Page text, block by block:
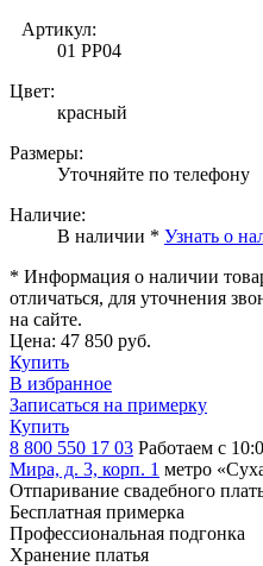
Артикул:
01 PP04
Цвет:
красный
Размеры:
Уточняйте по телефону
Наличие:
В наличии * Узнать о
* Информация о наличии
отличаться, для уточнения
на сайте.
Цена: 47 850 руб.
Купить
В избранное
Записаться на примерку
Купить
8 800 550 17 03 Работаем с
Мира, д. 3, корп. 1 метро
Отпаривание свадебного
Бесплатная примерка
Профессиональная подгонка
Хранение платья